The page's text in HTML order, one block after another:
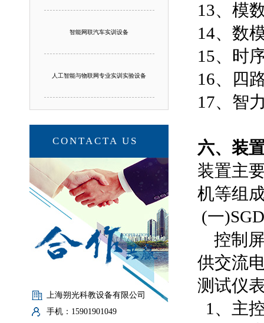
智能网联汽车实训设备
人工智能与物联网专业实训实验设备
CONTACTA US
上海朔光科教设备有限公司
手机：15901901049
13、模
14、数
15、时
16、四
17、智
六、装
装置主
机等组
(一
控制屏
供交流
测试仪
1、主